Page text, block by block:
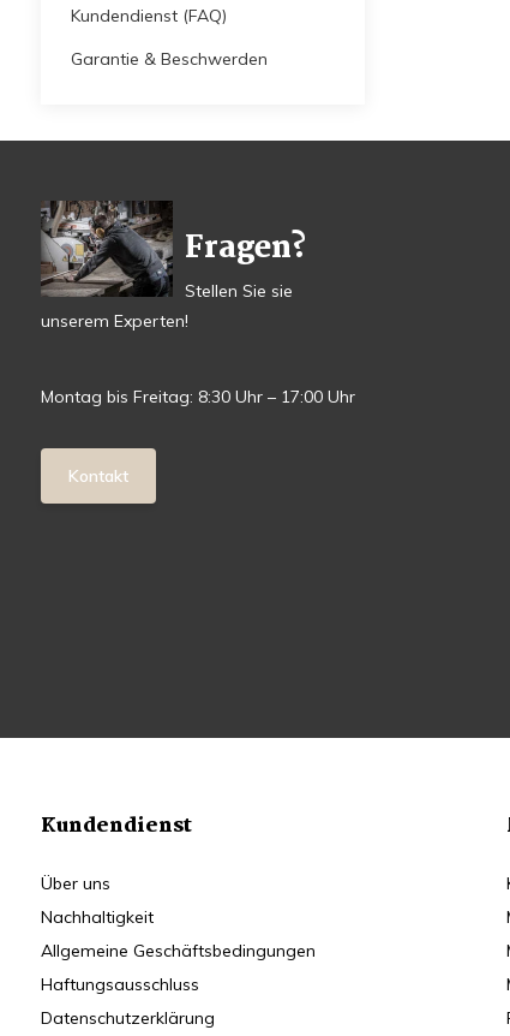
Kundendienst (FAQ)
Garantie & Beschwerden
Fragen?
Stellen Sie sie
unserem Experten!
Montag bis Freitag: 8:30 Uhr – 17:00 Uhr
Kontakt
Kundendienst
Über uns
Nachhaltigkeit
Allgemeine Geschäftsbedingungen
Haftungsausschluss
Datenschutzerklärung